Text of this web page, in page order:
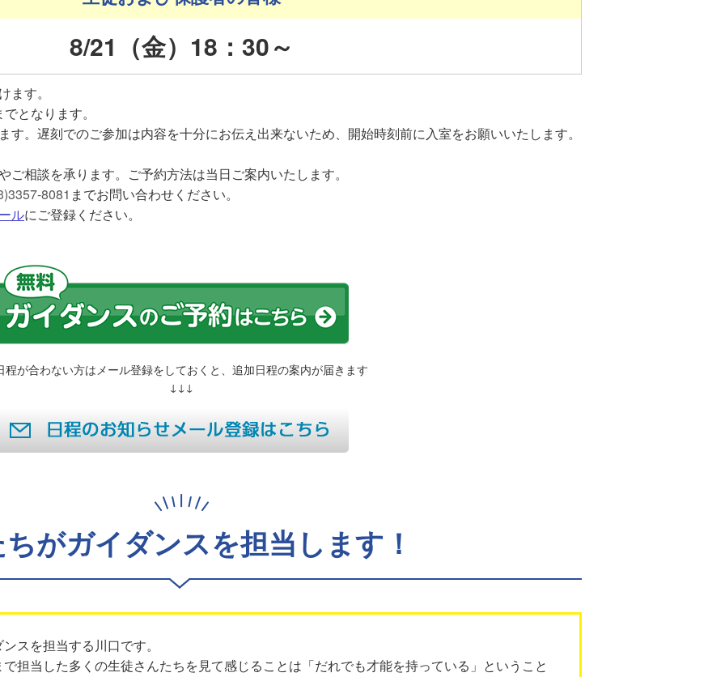
8/21（金）18：30～
す。
となります。
す。遅刻でのご参加は内容を十分にお伝え出来ないため、開始時刻前に入室をお願いいたします。
相談を承ります。ご予約方法は当日ご案内いたします。
8081 までお問い合わせください。
ルにご登録ください。
程が合わない方はメール登録をしておくと、追加日程の案内が届きます
↓↓↓
がガイダンスを担当します！
スを担当する川口です。
で担当した多くの生徒さんたちを見て感じることは「だれでも才能を持っている」ということ